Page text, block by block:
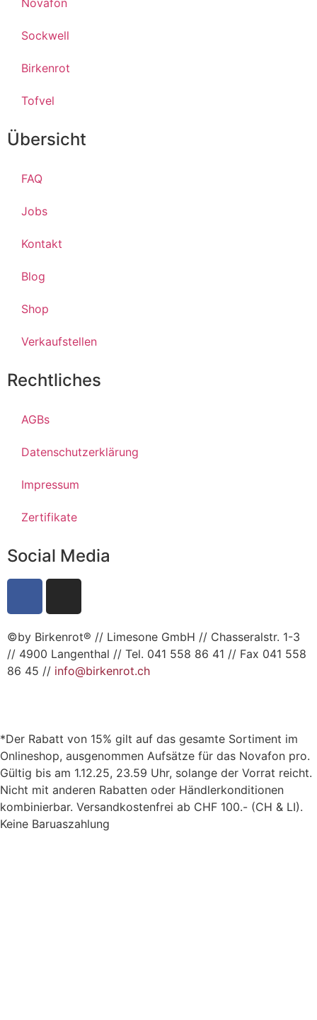
Sockwell
Birkenrot
Tofvel
Übersicht
FAQ
Jobs
Kontakt
Blog
Shop
Verkaufstellen
Rechtliches
AGBs
Datenschutzerklärung
Impressum
Zertifikate
Social Media
©by Birkenrot® // Limesone GmbH // Chasseralstr. 1-3
// 4900 Langenthal // Tel. 041 558 86 41 // Fax 041 558
86 45 // info@birkenrot.ch
*Der Rabatt von 15% gilt auf das gesamte Sortiment im
Onlineshop, ausgenommen Aufsätze für das Novafon pro.
Gültig bis am 1.12.25, 23.59 Uhr, solange der Vorrat reicht.
Nicht mit anderen Rabatten oder Händlerkonditionen
kombinierbar. Versandkostenfrei ab CHF 100.- (CH & LI).
Keine Baruaszahlung